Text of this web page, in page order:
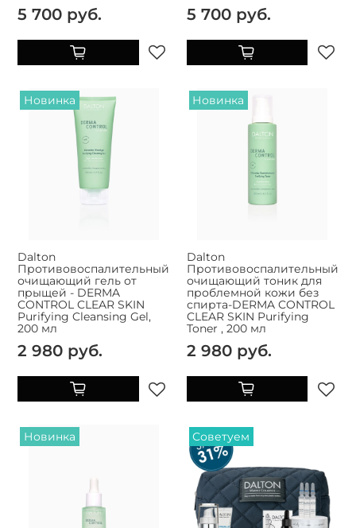
5 700 руб. 5 700 руб.
Новинка
Dalton
Противовоспалительный
очищающий гель от
прыщей - DERMA
CONTROL CLEAR SKIN
Purifying Cleansing Gel,
200 мл
2 980 руб.
Новинка
Dalton
Противовоспалительный
очищающий тоник для
проблемной кожи без
спирта-DERMA CONTROL
CLEAR SKIN Purifying
Toner , 200 мл
2 980 руб.
Новинка Советуем